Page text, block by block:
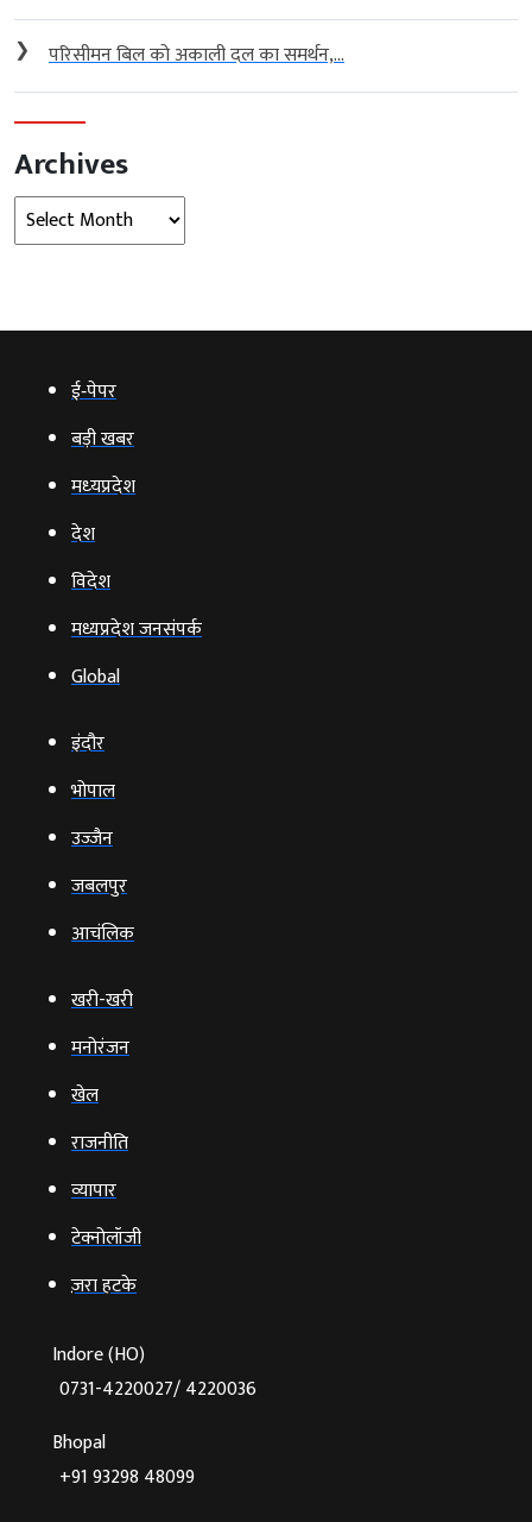
❯ परिसीमन बिल को अकाली दल का समर्थन,...
Archives
Archives
ई‑पेपर
बड़ी खबर
मध्‍यप्रदेश
देश
विदेश
मध्यप्रदेश जनसंपर्क
Global
इंदौर
भोपाल
उज्‍जैन
जबलपुर
आचंलिक
खरी-खरी
मनोरंजन
खेल
राजनीति
व्‍यापार
टेक्‍नोलॉजी
ज़रा हटके
Indore (HO)
0731-4220027/ 4220036
Bhopal
+91 93298 48099